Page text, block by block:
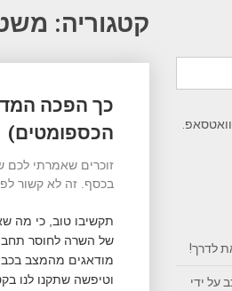
קטגוריה:
כך הפכה
הכספומטים)
זוכרים שאמרתי לכם
בכסף. זה לא קשור
תקשיבו טוב, כי מה
של השרה לחוסר
מודאגים מהמצב
וטיפשה שתקנו לנו
navigation
על ידי